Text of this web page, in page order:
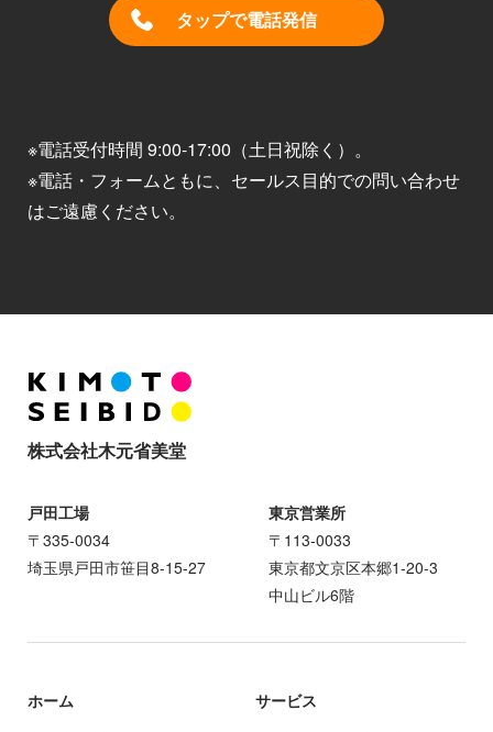
タップで電話発信
※電話受付時間 9:00-17:00（土日祝除く）。
※電話・フォームともに、セールス目的での問い合わせ
はご遠慮ください。
株式会社木元省美堂
戸田工場
〒335-0034
埼玉県戸田市笹目8-15-27
東京営業所
〒113-0033
東京都文京区本郷1-20-3
中山ビル6階
ホーム
サービス